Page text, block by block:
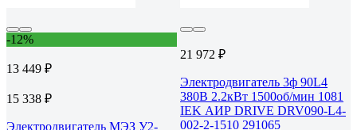
-12%
13 449 ₽
15 338 ₽
Электродвигатель МЭЗ У2-
21 972 ₽
Электродвигатель 3ф 90L4
380В 2.2кВт 1500об/мин 1081
IEK АИР DRIVE DRV090-L4-
002-2-1510 291065